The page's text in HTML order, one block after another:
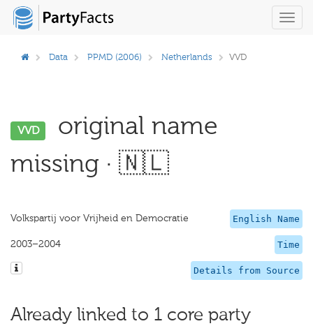
Data PPMD (2006) Netherlands VVD
VVD
original name
missing · 🇳🇱
English Name
Volkspartij voor Vrijheid en Democratie
Time
2003–2004
Details from Source
Already linked to 1 core party